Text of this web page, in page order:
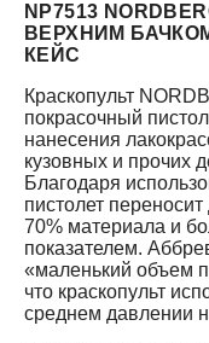
NP7513
ВЕРХНИМ
КЕЙС
Краскопульт
покрасочный
нанесения
кузовных и прочих
Благодаря
пистолет
70% материала и
показателем.
«маленький объем
что краскопульт
среднем давлении